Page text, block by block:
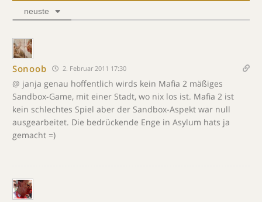
neuste
Sonoob 2. Februar 2011 17:30
@ janja genau hoffentlich wirds kein Mafia 2 mäßiges
Sandbox-Game, mit einer Stadt, wo nix los ist. Mafia 2 ist
kein schlechtes Spiel aber der Sandbox-Aspekt war null
ausgearbeitet. Die bedrückende Enge in Asylum hats ja
gemacht =)